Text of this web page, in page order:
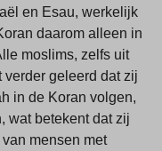
en Esau, werkelijk
daarom alleen in
moslims, zelfs uit
geleerd dat zij
in de Koran volgen,
wat betekent dat zij
mensen met